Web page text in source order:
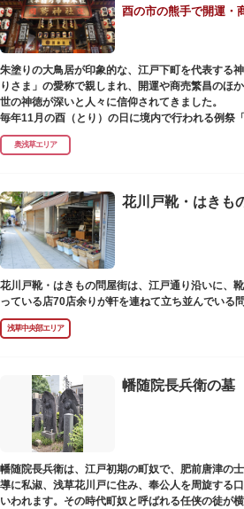
酉の市の熊手で開運・
朱塗りの大鳥居が印象的な、江戸下町を代表する
りさま」の愛称で親しまれ、開運や商売繁昌のほ
世の神徳が深いと人々に信仰されてきました。
毎年11月の酉（とり）の日に境内で行われる例祭
として有名。福をかきこむと言われる熊手をはじ
ど、色とりどりの縁起物を買い求める人たちで賑
なでる場所によって異なるご利益を授かるといわ
気。ふっくらとした優しい顔立ちのおかめは「お
く幸せを招く女性の象徴という事から長年親しまれ
ご祭神としては天日鷲命（あめのひわしのみこと
るのみこと）の他、浅草名所七福神のひとつとし
れています。
奥浅草エリア
花川戸靴・はきも
花川戸靴・はきもの問屋街は、江戸通り沿いに、
っている店70店余りが軒を連ねて立ち並んでいる
浅草中央部エリア
幡随院長兵衛の墓
幡随院長兵衛は、江戸初期の町奴で、肥前唐津の
導に私淑、浅草花川戸に住み、奉公人を周旋する
いわれます。その時代町奴と呼ばれる任侠の徒が